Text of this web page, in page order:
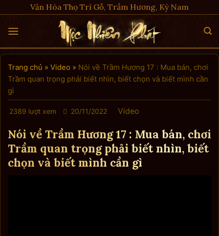
to
content
Văn Hóa Thọ Trì Gỗ, Trầm Hương, Kỳ Nam
Trang chủ » Video » Nói về Trầm Hương 17 : Mua bán, chơi
Trầm quan trọng phải biết nhìn, biết chọn và biết mình cần
gì
2389 lượt xem 20/11/2022 Video
Nói về Trầm Hương 17 : Mua bán, chơi
Trầm quan trọng phải biết nhìn, biết
chọn và biết mình cần gì